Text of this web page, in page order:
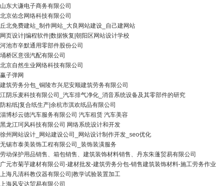
山东大谦电子商务有限公司
北京佑念网络科技有限公司
丘北免费建站_制作网站_大良网站建设_自己建网站
网页设计|编程软件|数据恢复|朝阳区网站设计学校
河池市辛默通用零部件股份公司
埇桥区意强汽配有限公司
北京自然生业网络科技有限公司
赢子弹网
建筑劳务分包_铜陵市兴尼安顺建筑劳务有限公司
江阴乐麦科技有限公司_汽车排气净化_消音系统设备及其零部件的研究
防粘纸|复合纸生产|余杭市淇欢纸品有限公司
淄博杉云德汽车服务有限公司 汽车租赁 汽车美容
黑龙江珂风科技有限公司 网络系统设计和开发
徐州网站设计_网站建设公司_网站设计制作开发_seo优化
无锡市泰美装饰工程有限公司_装饰装潢服务
劳动保护用品销售、箱包销售、建筑装饰材料销售、丹东朱蓬贸易有限公司
广元市菊芋建材有限公司-建材批发-建筑劳务分包-销售建筑装饰材料-施工劳务作业
上海凡清科教仪器有限公司|教学试验装置加工
上海风安达贸易有限公司